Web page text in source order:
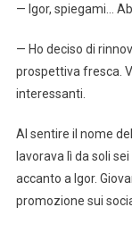
— Igor, spiegami…
— Ho deciso di
prospettiva fresca.
interessanti.
Al sentire il nome
lavorava lì da soli
accanto a Igor.
promozione sui